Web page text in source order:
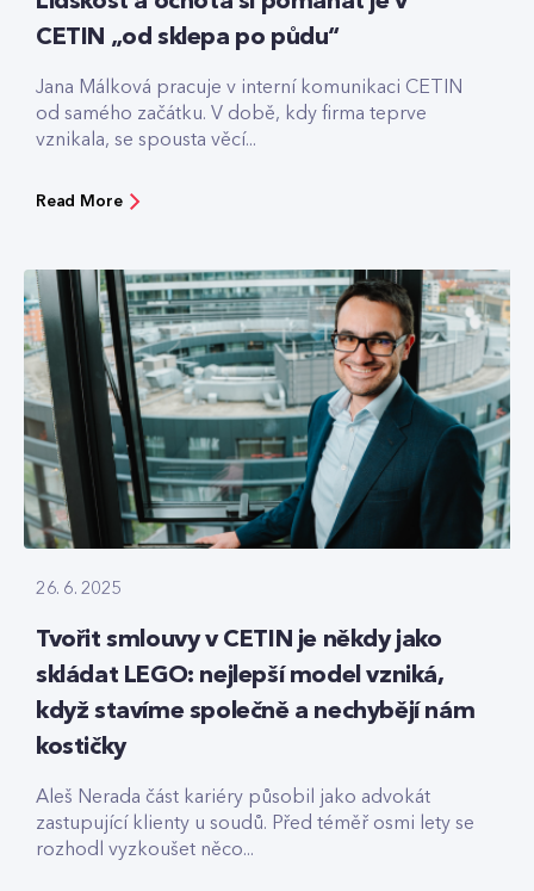
CETIN „od sklepa po půdu“
Jana Málková pracuje v interní komunikaci CETIN
od samého začátku. V době, kdy firma teprve
vznikala, se spousta věcí...
Read More
26. 6. 2025
Tvořit smlouvy v CETIN je někdy jako
skládat LEGO: nejlepší model vzniká,
když stavíme společně a nechybějí nám
kostičky
Aleš Nerada část kariéry působil jako advokát
zastupující klienty u soudů. Před téměř osmi lety se
rozhodl vyzkoušet něco...